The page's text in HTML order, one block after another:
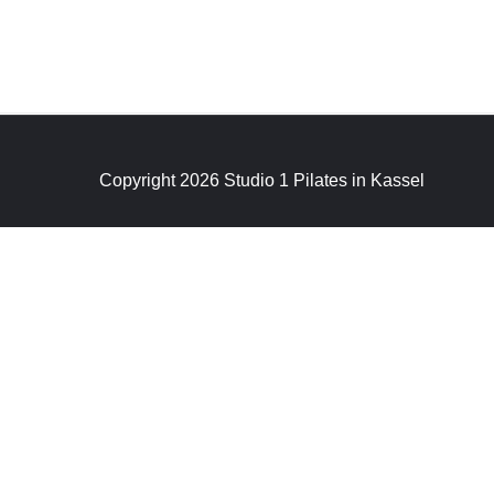
Copyright 2026 Studio 1 Pilates in Kassel